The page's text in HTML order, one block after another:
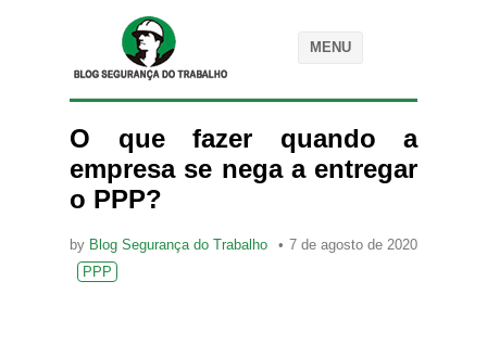
MENU
O que fazer quando a
empresa se nega a entregar
o PPP?
by Blog Segurança do Trabalho
7 de agosto de 2020
PPP